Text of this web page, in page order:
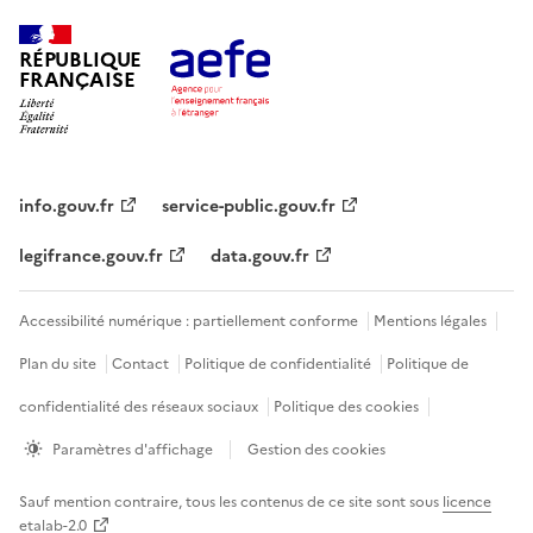
RÉPUBLIQUE
FRANÇAISE
info.gouv.fr
service-public.gouv.fr
legifrance.gouv.fr
data.gouv.fr
Accessibilité numérique : partiellement conforme
Mentions légales
Plan du site
Contact Politique de confidentialité
Politique de
confidentialité des réseaux sociaux
Politique des cookies
Paramètres d'affichage
Gestion des cookies
Sauf mention contraire, tous les contenus de ce site sont sous licence
etalab-2.0